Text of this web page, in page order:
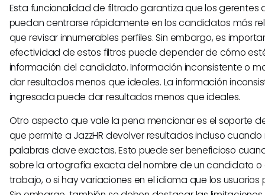
Esta funcionalidad de filtrado garantiza que los gerentes
puedan centrarse rápidamente en los candidatos más
que revisar innumerables perfiles. Sin embargo, es
efectividad de estos filtros puede depender de cómo
información del candidato. Información inconsistente o
dar resultados menos que ideales. La información
ingresada puede dar resultados menos que ideales.
Otro aspecto que vale la pena mencionar es el soporte
que permite a JazzHR devolver resultados incluso
palabras clave exactas. Esto puede ser beneficioso
sobre la ortografía exacta del nombre de un candidato o
trabajo, o si hay variaciones en el idioma que los usuarios